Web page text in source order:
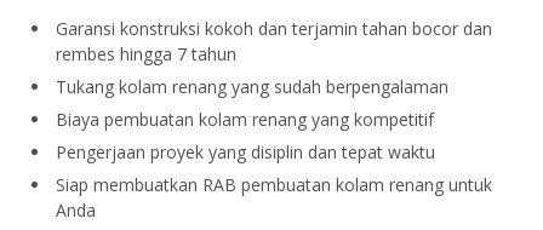
Garansi konstruksi kokoh dan terjamin tahan bocor dan
rembes hingga 7 tahun
Tukang kolam renang yang sudah berpengalaman
Biaya pembuatan kolam renang yang kompetitif
Pengerjaan proyek yang disiplin dan tepat waktu
Siap membuatkan RAB pembuatan kolam renang untuk
Anda